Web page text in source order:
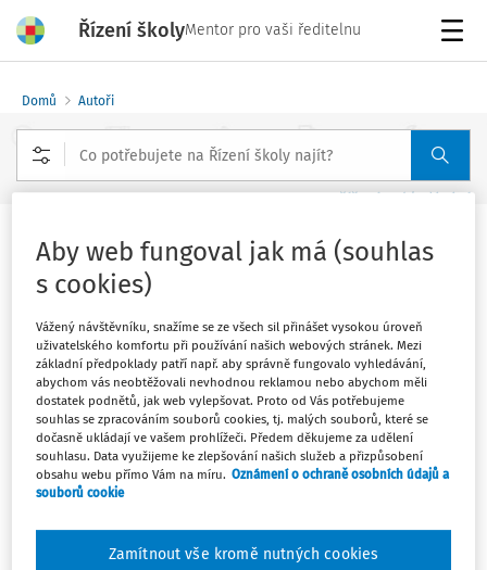
Řízení školyMentor pro vaši ředitelnu
Domů Autoři
Rozšířené vyhledávání
Ing. Jindra Zalabáková
Sledovat autora
náměstkyně hejtmana pro školství v Ústeckém kraji
Filtr
Aby web fungoval jak má (souhlas
s cookies)
Vážený návštěvníku, snažíme se ze všech sil přinášet vysokou úroveň
uživatelského komfortu při používání našich webových stránek. Mezi
základní předpoklady patří např. aby správně fungovalo vyhledávání,
abychom vás neobtěžovali nevhodnou reklamou nebo abychom měli
dostatek podnětů, jak web vylepšovat. Proto od Vás potřebujeme
souhlas se zpracováním souborů cookies, tj. malých souborů, které se
dočasně ukládají ve vašem prohlížeči. Předem děkujeme za udělení
souhlasu. Data využijeme ke zlepšování našich služeb a přizpůsobení
obsahu webu přímo Vám na míru. Oznámení o ochraně osobních údajů a
souborů cookie
Zamítnout vše kromě nutných cookies